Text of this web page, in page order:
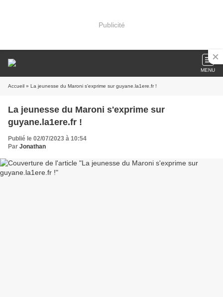
Publicité
MENU
Accueil » La jeunesse du Maroni s'exprime sur guyane.la1ere.fr !
La jeunesse du Maroni s'exprime sur
guyane.la1ere.fr !
Publié le 02/07/2023 à 10:54
Par Jonathan